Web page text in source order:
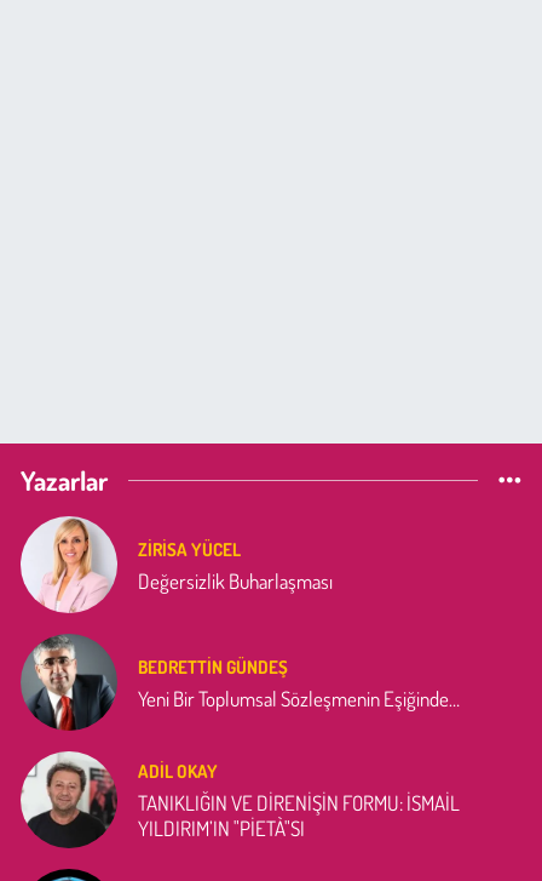
Yazarlar
ZIRISA YÜCEL
Değersizlik Buharlaşması
BEDRETTIN GÜNDEŞ
Yeni Bir Toplumsal Sözleşmenin Eşiğinde…
ADIL OKAY
TANIKLIĞIN VE DİRENİŞİN FORMU: İSMAİL
YILDIRIM’IN "PİETÀ"SI